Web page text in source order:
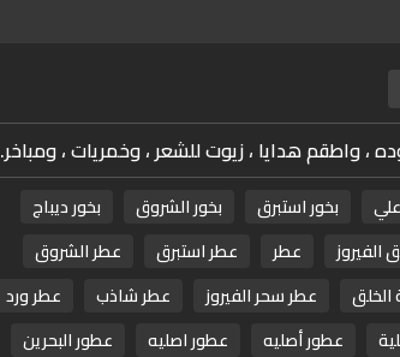
، واطقم هدايا ، زيوت للشعر ، وخمريات ، ومباخر.
بخور استبرق بخور الشروق
بخور ديباج
الفيروز عطر عطر استبرق
عطر الشروق
عطر سحر الفيروز عطر شاذب
عطر ورد
عطور أصليه عطور اصليه
عطور البحرين